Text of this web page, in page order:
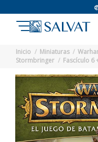
Inicio Miniaturas
Stormbringer
Fascículo 6